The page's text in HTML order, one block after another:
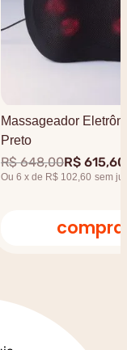
Massageador
Preto
R$ 648,00R$ 615,60
Ou 6 x de R$ 102,60 sem